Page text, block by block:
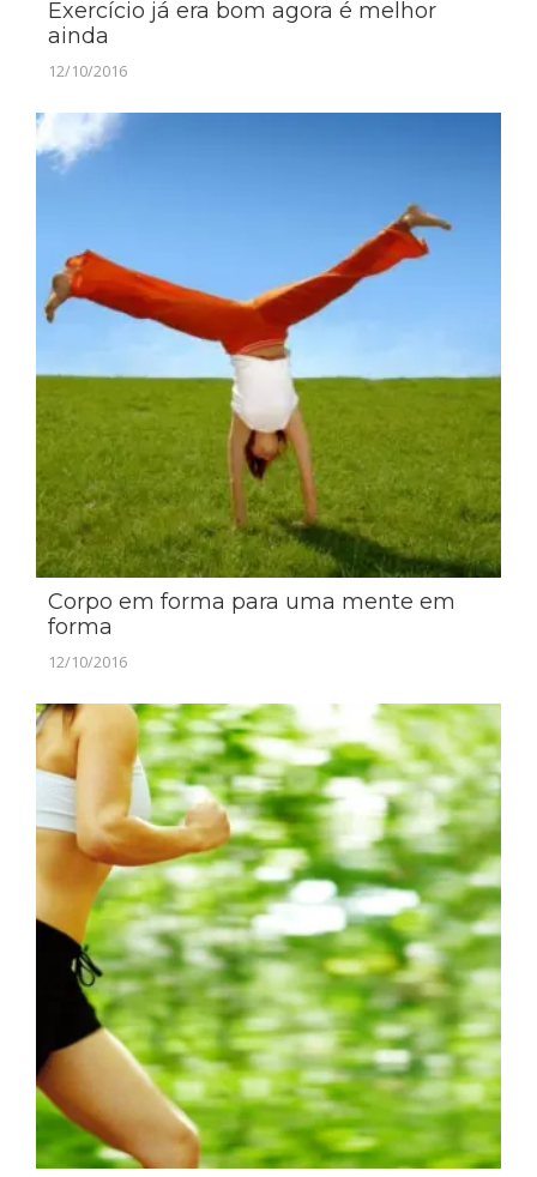
Exercício já era bom agora é melhor
ainda
12/10/2016
Corpo em forma para uma mente em
forma
12/10/2016